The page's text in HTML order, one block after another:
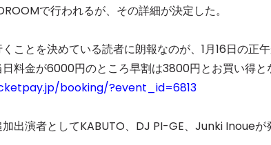
で行われるが、その詳細が決定した。
ことを決めている読者に朗報なのが、1月16日の正
料金が6000円のところ早割は3800円とお買い得と
booking/?event_id=6813
出演者としてKABUTO、DJ PI-GE、Junki Inoueが